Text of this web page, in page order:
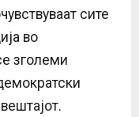
сите
во
зголеми